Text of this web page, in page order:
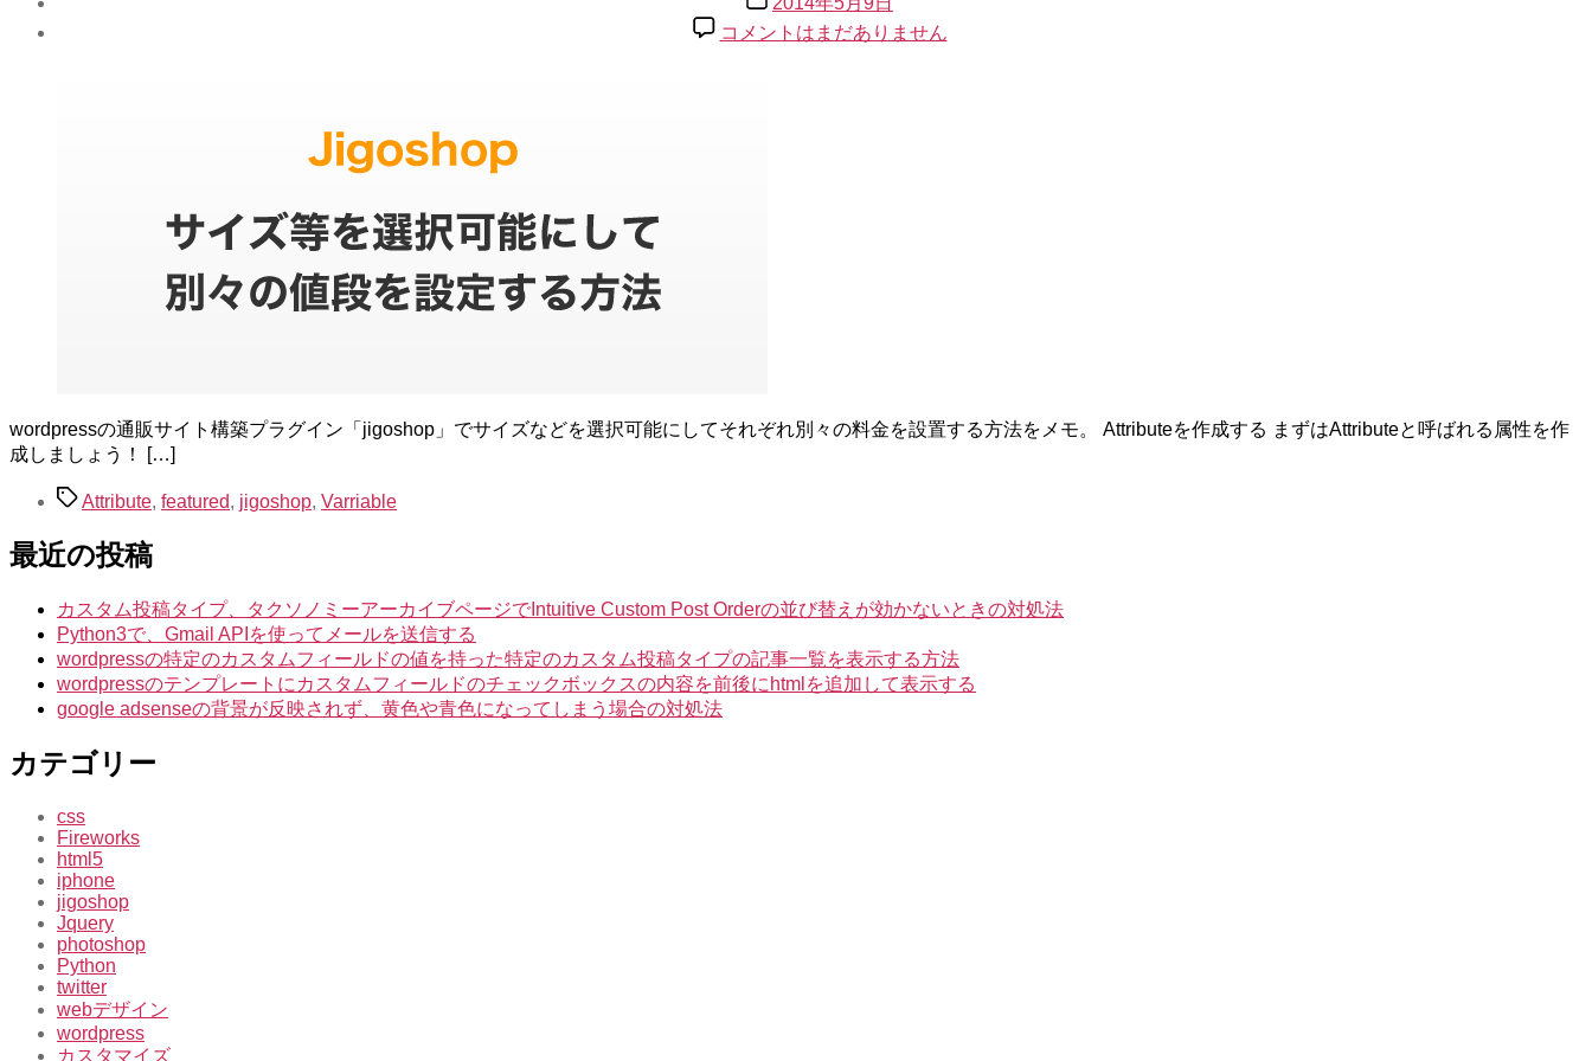
者
稿
日
jigoshop
で
値
段
法
へ
の
コメントはまだありません
wordpressの通販サイト構築プラグイン「jigoshop」でサイズなどを選択可能にしてそれぞれ別々の料金を設置する方法をメモ。 Attributeを作成する まずはAttributeと呼ばれる属性を作
成しましょう！ […]
タ Attribute, featured, jigoshop, Varriable
最近の投稿
カスタム投稿タイプ、タクソノミーアーカイブページでIntuitive Custom Post Orderの並び替えが効かないときの対処法
Python3で、Gmail APIを使ってメールを送信する
wordpressの特定のカスタムフィールドの値を持った特定のカスタム投稿タイプの記事一覧を表示する方法
wordpressのテンプレートにカスタムフィールドのチェックボックスの内容を前後にhtmlを追加して表示する
google adsenseの背景が反映されず、黄色や青色になってしまう場合の対処法
カテゴリー
css
Fireworks
html5
iphone
jigoshop
Jquery
photoshop
Python
twitter
webデザイン
wordpress
カスタマイズ